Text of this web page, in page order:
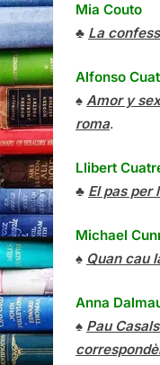
Mia Couto
♣ La
Alfonso
♠ Amor y
roma.
Llibert
♣ El pas per
Michael
♠ Quan cau
Anna
♠ Pau